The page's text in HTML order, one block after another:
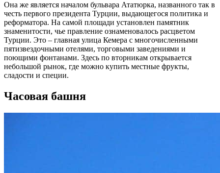
Она же является началом бульвара Ататюрка, названного так в
честь первого президента Турции, выдающегося политика и
реформатора. На самой площади установлен памятник
знаменитости, чье правление ознаменовалось расцветом
Турции. Это – главная улица Кемера с многочисленными
пятизвездочными отелями, торговыми заведениями и
поющими фонтанами. Здесь по вторникам открывается
небольшой рынок, где можно купить местные фрукты,
сладости и специи.
Часовая башня